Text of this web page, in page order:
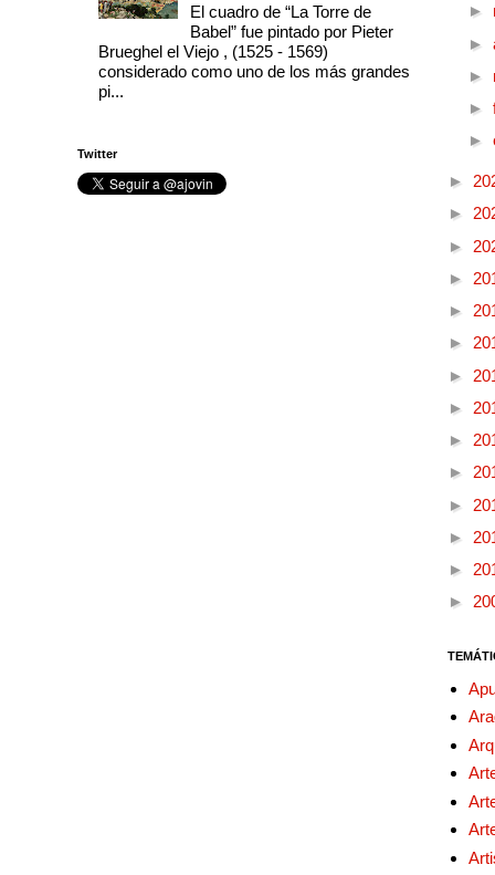
El cuadro de “La Torre de
Babel” fue pintado por Pieter
Brueghel el Viejo , (1525 - 1569)
considerado como uno de los más grandes
pi...
Twitter
►
►
►
►
►
►
►
►
►
►
►
►
►
►
►
►
►
►
►